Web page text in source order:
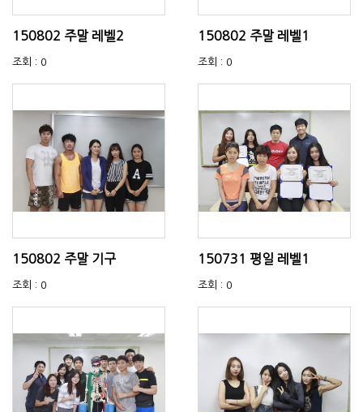
150802 주말 레벨2
조회 : 0
150802 주말 레벨1
조회 : 0
150802 주말 기구
조회 : 0
150731 평일 레벨1
조회 : 0